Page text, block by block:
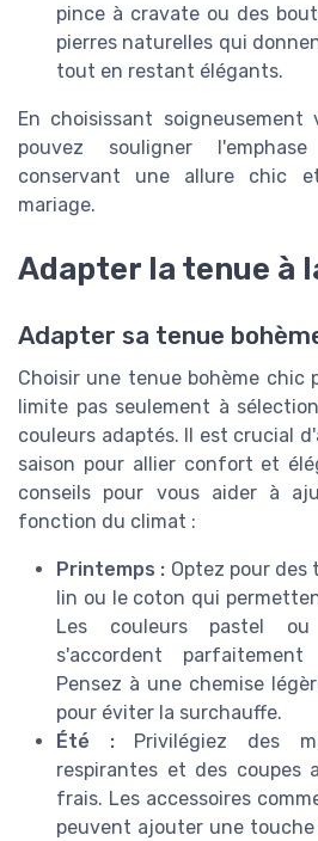
pince à cravate ou des
pierres naturelles qui
tout en restant élégants.
En choisissant soigneusement
pouvez souligner
conservant une allure chic
mariage.
Adapter la tenue à
Adapter sa tenue
Choisir une tenue bohème chic
limite pas seulement à
couleurs adaptés. Il est crucial
saison pour allier confort et
conseils pour vous aider à
fonction du climat :
Printemps : Optez pour des
lin ou le coton qui
Les couleurs pastel
s'accordent
Pensez à une chemise
pour éviter la surchauffe.
Été :Privilégiez des
respirantes et des coupes
frais. Les accessoires
peuvent ajouter une